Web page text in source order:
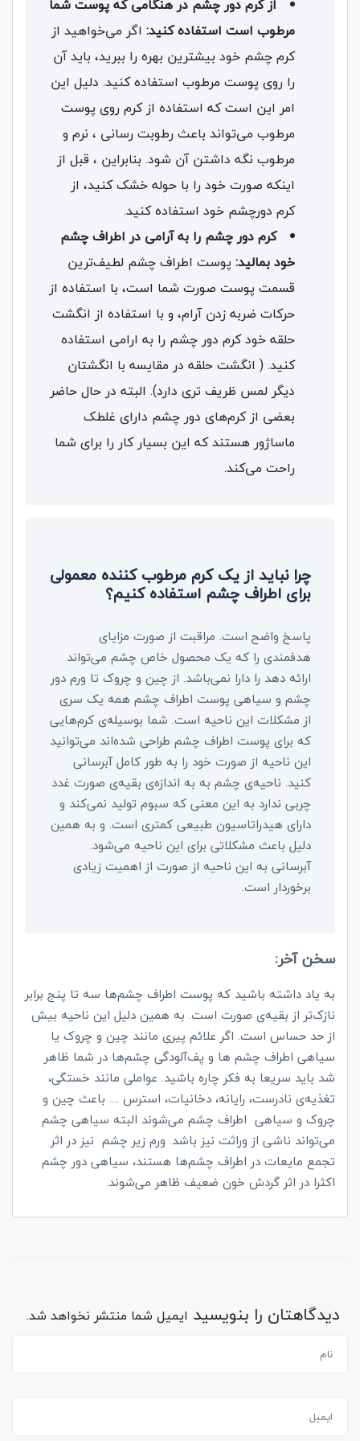
از کرم دور چشم در هنگامی که پوست شما
مرطوب است استفاده کنید: اگر می‌خواهید از
کرم چشم خود بیشترین بهره را ببرید، باید آن
را روی پوست مرطوب استفاده کنید. دلیل این
امر این است که استفاده از کرم روی پوست
مرطوب می‌تواند باعث رطوبت رسانی ، نرم و
مرطوب نگه داشتن آن شود. بنابراین ، قبل از
اینکه صورت خود را با حوله خشک کنید، از
کرم دورچشم خود استفاده کنید.
کرم دور چشم را به آرامی در اطراف چشم
خود بمالید: پوست اطراف چشم لطیف‌ترین
قسمت پوست صورت شما است، با استفاده از
حرکات ضربه زدن آرام، و با استفاده از انگشت
حلقه خود کرم دور چشم را به ارامی استفاده
کنید. ( انگشت حلقه در مقایسه با انگشتان
دیگر لمس ظریف تری دارد). البته در حال حاضر
بعضی از کرم‌های دور چشم دارای غلطک
ماساژور هستند که این بسیار کار را برای شما
راحت می‌کند.
چرا نباید از یک کرم مرطوب کننده‌ معمولی
برای اطراف چشم‌ استفاده کنیم؟
پاسخ واضح است. مراقبت از صورت مزایای
هدفمندی را که یک محصول خاص چشم می‌تواند
ارائه دهد را دارا نمی‌باشد. از چین و چروک تا ورم دور
چشم و سیاهی پوست اطراف چشم همه یک سری
از مشکلات این ناحیه است. شما بوسیله‌ی کرم‌هایی
که برای پوست اطراف چشم طراحی شده‌اند می‌توانید
این ناحیه از صورت خود را به طور کامل آبرسانی
کنید. ناحیه‌ی چشم به به اندازه‌ی بقیه‌ی صورت غدد
چربی ندارد به این معنی که سبوم تولید نمی‌کند و
دارای هیدراتاسیون طبیعی کمتری است. و به همین
دلیل باعث مشکلاتی برای این ناحیه می‌شود.
آبرسانی به این ناحیه از صورت از اهمیت زیادی
برخوردار است.
سخن آخر:
به یاد داشته باشید که پوست اطراف چشم‌ها سه تا پنج برابر
نازک‌تر از بقیه‌ی صورت است. به همین دلیل این ناحیه بیش
از حد حساس است. اگر علائم پیری مانند چین و چروک یا
سیاهی اطراف چشم ها و پف‌آلودگی چشم‌ها در شما ظاهر
شد باید سریعا به فکر چاره باشید. عواملی مانند خستگی،
تغذیه‌ی نادرست، رایانه، دخانیات، استرس .... باعث چین و
چروک‌ و سیاهی اطراف چشم می‌شوند البته سیاهی چشم
می‌تواند ناشی از وراثت نیز باشد. ورم زیر چشم نیز در اثر
تجمع مایعات در اطراف چشم‌ها هستند، سیاهی دور چشم
اکثرا در اثر گردش خون ضعیف ظاهر می‌شوند.
دیدگاهتان را بنویسید ایمیل شما منتشر نخواهد شد.